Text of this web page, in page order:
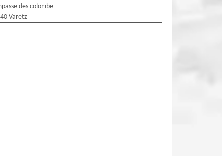
des colombe
Varetz